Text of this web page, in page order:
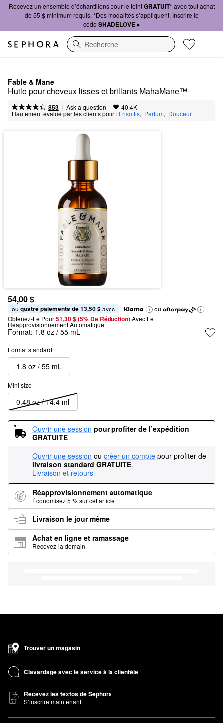
Recevez un ensemble d’échantillons pour le teintGRATUIT*avec tout achat
de 55 $ minimum requis. *Des modalités s’appliquent. Inscrire le
code SHADELOVE ▸
Recherche
Fable & Mane
Huile pour cheveux lisses et brillants MahaMane™
853 | Ask a question | 40.4K
Hautement évalué par les clients pour : Frisottis, Parfum, Douceur
54,00 $
ou quatre paiements de 13,50 $ avec
ou
Obtenez-Le Pour51,30 $ (5% De Réduction) Avec Le
Réapprovisionnement Automatique
Format: 1.8 oz / 55 mL
Format standard
1.8 oz / 55 mL
Mini size
0.48 oz / 14.4 ml
Ouvrir une session pour profiter de l’expédition
GRATUITE
Ouvrir une session ou créer un compte pour profiter de
livraison standard GRATUITE.
Livraison et retours
Réapprovisionnement automatique
Économisez 5 % sur cet article
Livraison le jour même
Achat en ligne et ramassage
Recevez-la demain
Trouver un magasin
Clavardage avec le service à la clientèle
Recevez les textos de Sephora
S’inscrire maintenant